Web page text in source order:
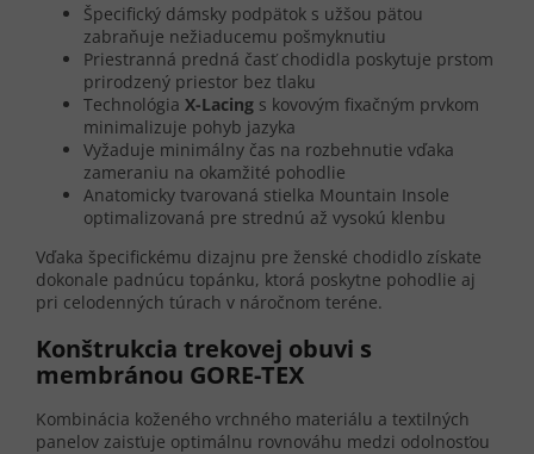
Špecifický dámsky podpätok s užšou pätou
zabraňuje nežiaducemu pošmyknutiu
Priestranná predná časť chodidla poskytuje prstom
prirodzený priestor bez tlaku
Technológia X-Lacing s kovovým fixačným prvkom
minimalizuje pohyb jazyka
Vyžaduje minimálny čas na rozbehnutie vďaka
zameraniu na okamžité pohodlie
Anatomicky tvarovaná stielka Mountain Insole
optimalizovaná pre strednú až vysokú klenbu
Vďaka špecifickému dizajnu pre ženské chodidlo získate
dokonale padnúcu topánku, ktorá poskytne pohodlie aj
pri celodenných túrach v náročnom teréne.
Konštrukcia trekovej obuvi s
membránou GORE-TEX
Kombinácia koženého vrchného materiálu a textilných
panelov zaisťuje optimálnu rovnováhu medzi odolnosťou